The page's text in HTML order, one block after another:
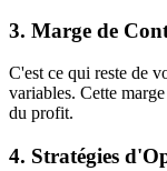
3. Marge de
C'est ce qui reste de
variables. Cette
du profit.
4. Stratégies